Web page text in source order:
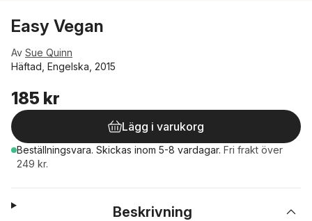
Easy Vegan
Av Sue Quinn
Häftad, Engelska, 2015
185 kr
Lägg i varukorg
Beställningsvara. Skickas inom 5-8 vardagar. Fri frakt över
249 kr.
Beskrivning